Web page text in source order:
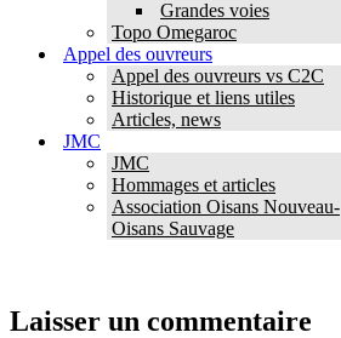
Grandes voies
Topo Omegaroc
Appel des ouvreurs
Appel des ouvreurs vs C2C
Historique et liens utiles
Articles, news
JMC
JMC
Hommages et articles
Association Oisans Nouveau-
Oisans Sauvage
Laisser un commentaire